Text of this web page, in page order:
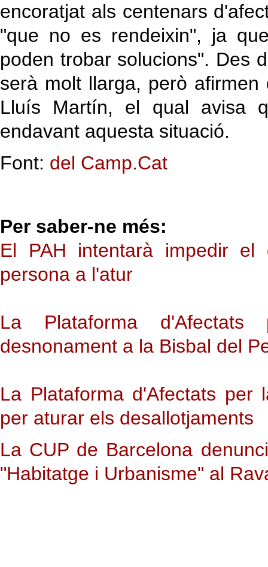
encoratjat als centenars
"que no es rendeixin", ja
poden trobar solucions". Des
serà molt llarga, però
Lluís Martín, el qual avisa
endavant aquesta situació.
Font: del Camp.Cat
Per saber-ne més:
El PAH intentarà impedir el
persona a l'atur
La Plataforma
desnonament a la Bisbal del
La Plataforma d'Afectats per
per aturar els desallotjaments
La CUP de Barcelona
"Habitatge i Urbanisme" al